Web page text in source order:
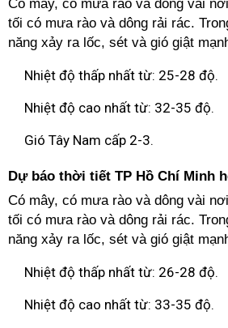
Có mây, có mưa rào và dông vài
tối có mưa rào và dông rải rác.
năng xảy ra lốc, sét và gió giật
Nhiệt độ thấp nhất từ: 25-28 độ.
Nhiệt độ cao nhất từ: 32-35 độ.
Gió Tây Nam cấp 2-3.
Dự báo thời tiết TP Hồ Chí Minh
Có mây, có mưa rào và dông vài
tối có mưa rào và dông rải rác.
năng xảy ra lốc, sét và gió giật
Nhiệt độ thấp nhất từ: 26-28 độ.
Nhiệt độ cao nhất từ: 33-35 độ.